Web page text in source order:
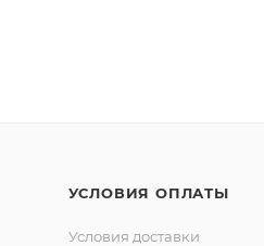
УСЛОВИЯ ОПЛАТЫ
Условия доставки